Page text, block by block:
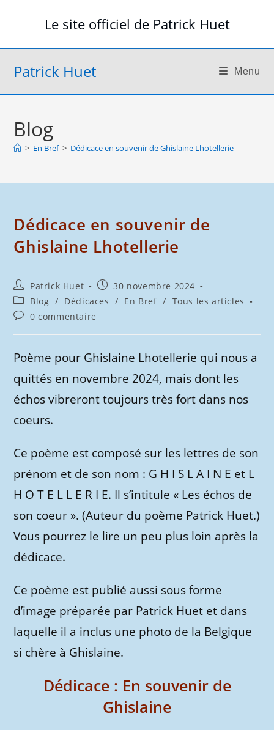
Le site officiel de Patrick Huet
Patrick Huet Menu
Blog
> En Bref > Dédicace en souvenir de Ghislaine Lhotellerie
Dédicace en souvenir de
Ghislaine Lhotellerie
Auteur/autrice
de
la
publication :
Patrick Huet
Publication
publiée :
30 novembre 2024
Post
category:
Blog / Dédicaces / En Bref / Tous les articles
Commentaires
la
0 commentaire
Poème pour Ghislaine Lhotellerie qui nous a
quittés en novembre 2024, mais dont les
échos vibreront toujours très fort dans nos
coeurs.
Ce poème est composé sur les lettres de son
prénom et de son nom : G H I S L A I N E et L
H O T E L L E R I E. Il s’intitule « Les échos de
son coeur ». (Auteur du poème Patrick Huet.)
Vous pourrez le lire un peu plus loin après la
dédicace.
Ce poème est publié aussi sous forme
d’image préparée par Patrick Huet et dans
laquelle il a inclus une photo de la Belgique
si chère à Ghislaine.
Dédicace : En souvenir de
Ghislaine